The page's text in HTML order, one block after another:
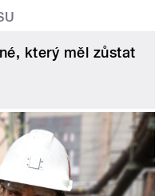
který měl zůstat